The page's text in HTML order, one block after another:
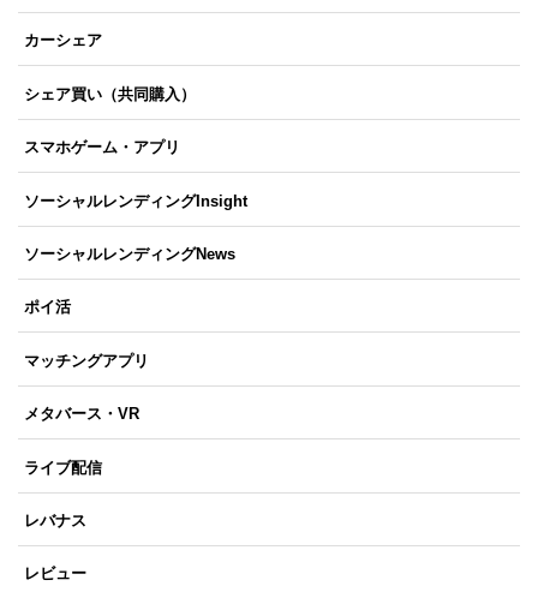
カーシェア
シェア買い（共同購入）
スマホゲーム・アプリ
ソーシャルレンディングInsight
ソーシャルレンディングNews
ポイ活
マッチングアプリ
メタバース・VR
ライブ配信
レバナス
レビュー